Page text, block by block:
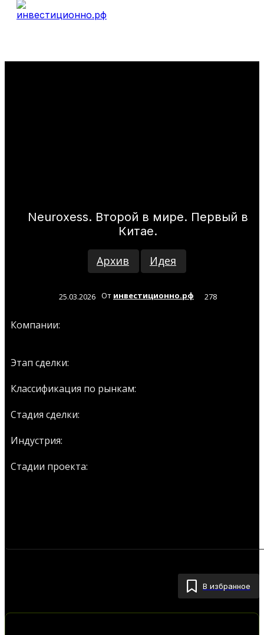
Neuroxess. Второй в мире. Первый в
Китае.
Архив Идея
25.03.2026 От инвестиционно.рф 278
Компании:
Этап сделки:
Классификация по рынкам:
Стадия сделки:
Индустрия:
Стадии проекта:
В избранное